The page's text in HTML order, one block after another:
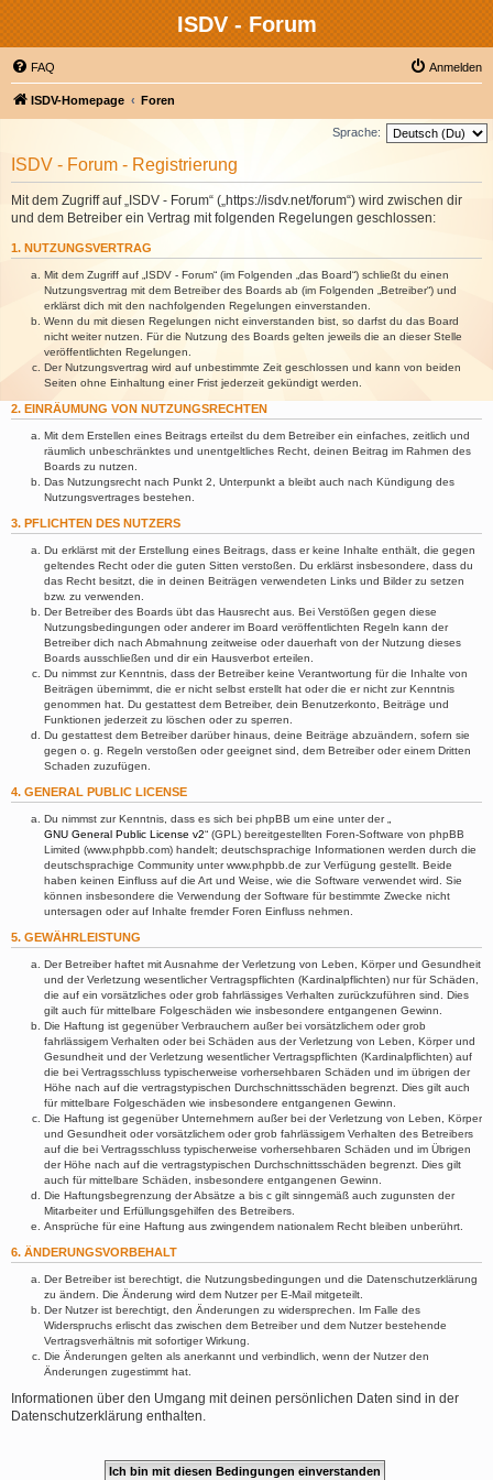
ISDV - Forum
FAQ Anmelden
ISDV-Homepage Foren
Sprache:
ISDV - Forum - Registrierung
Mit dem Zugriff auf „ISDV - Forum“ („https://isdv.net/forum“) wird zwischen dir
und dem Betreiber ein Vertrag mit folgenden Regelungen geschlossen:
1. NUTZUNGSVERTRAG
Mit dem Zugriff auf „ISDV - Forum“ (im Folgenden „das Board“) schließt du einen
Nutzungsvertrag mit dem Betreiber des Boards ab (im Folgenden „Betreiber“) und
erklärst dich mit den nachfolgenden Regelungen einverstanden.
Wenn du mit diesen Regelungen nicht einverstanden bist, so darfst du das Board
nicht weiter nutzen. Für die Nutzung des Boards gelten jeweils die an dieser Stelle
veröffentlichten Regelungen.
Der Nutzungsvertrag wird auf unbestimmte Zeit geschlossen und kann von beiden
Seiten ohne Einhaltung einer Frist jederzeit gekündigt werden.
2. EINRÄUMUNG VON NUTZUNGSRECHTEN
Mit dem Erstellen eines Beitrags erteilst du dem Betreiber ein einfaches, zeitlich und
räumlich unbeschränktes und unentgeltliches Recht, deinen Beitrag im Rahmen des
Boards zu nutzen.
Das Nutzungsrecht nach Punkt 2, Unterpunkt a bleibt auch nach Kündigung des
Nutzungsvertrages bestehen.
3. PFLICHTEN DES NUTZERS
Du erklärst mit der Erstellung eines Beitrags, dass er keine Inhalte enthält, die gegen
geltendes Recht oder die guten Sitten verstoßen. Du erklärst insbesondere, dass du
das Recht besitzt, die in deinen Beiträgen verwendeten Links und Bilder zu setzen
bzw. zu verwenden.
Der Betreiber des Boards übt das Hausrecht aus. Bei Verstößen gegen diese
Nutzungsbedingungen oder anderer im Board veröffentlichten Regeln kann der
Betreiber dich nach Abmahnung zeitweise oder dauerhaft von der Nutzung dieses
Boards ausschließen und dir ein Hausverbot erteilen.
Du nimmst zur Kenntnis, dass der Betreiber keine Verantwortung für die Inhalte von
Beiträgen übernimmt, die er nicht selbst erstellt hat oder die er nicht zur Kenntnis
genommen hat. Du gestattest dem Betreiber, dein Benutzerkonto, Beiträge und
Funktionen jederzeit zu löschen oder zu sperren.
Du gestattest dem Betreiber darüber hinaus, deine Beiträge abzuändern, sofern sie
gegen o. g. Regeln verstoßen oder geeignet sind, dem Betreiber oder einem Dritten
Schaden zuzufügen.
4. GENERAL PUBLIC LICENSE
Du nimmst zur Kenntnis, dass es sich bei phpBB um eine unter der „
GNU General Public License v2“ (GPL) bereitgestellten Foren-Software von phpBB
Limited (www.phpbb.com) handelt; deutschsprachige Informationen werden durch die
deutschsprachige Community unter www.phpbb.de zur Verfügung gestellt. Beide
haben keinen Einfluss auf die Art und Weise, wie die Software verwendet wird. Sie
können insbesondere die Verwendung der Software für bestimmte Zwecke nicht
untersagen oder auf Inhalte fremder Foren Einfluss nehmen.
5. GEWÄHRLEISTUNG
Der Betreiber haftet mit Ausnahme der Verletzung von Leben, Körper und Gesundheit
und der Verletzung wesentlicher Vertragspflichten (Kardinalpflichten) nur für Schäden,
die auf ein vorsätzliches oder grob fahrlässiges Verhalten zurückzuführen sind. Dies
gilt auch für mittelbare Folgeschäden wie insbesondere entgangenen Gewinn.
Die Haftung ist gegenüber Verbrauchern außer bei vorsätzlichem oder grob
fahrlässigem Verhalten oder bei Schäden aus der Verletzung von Leben, Körper und
Gesundheit und der Verletzung wesentlicher Vertragspflichten (Kardinalpflichten) auf
die bei Vertragsschluss typischerweise vorhersehbaren Schäden und im übrigen der
Höhe nach auf die vertragstypischen Durchschnittsschäden begrenzt. Dies gilt auch
für mittelbare Folgeschäden wie insbesondere entgangenen Gewinn.
Die Haftung ist gegenüber Unternehmern außer bei der Verletzung von Leben, Körper
und Gesundheit oder vorsätzlichem oder grob fahrlässigem Verhalten des Betreibers
auf die bei Vertragsschluss typischerweise vorhersehbaren Schäden und im Übrigen
der Höhe nach auf die vertragstypischen Durchschnittsschäden begrenzt. Dies gilt
auch für mittelbare Schäden, insbesondere entgangenen Gewinn.
Die Haftungsbegrenzung der Absätze a bis c gilt sinngemäß auch zugunsten der
Mitarbeiter und Erfüllungsgehilfen des Betreibers.
Ansprüche für eine Haftung aus zwingendem nationalem Recht bleiben unberührt.
6. ÄNDERUNGSVORBEHALT
Der Betreiber ist berechtigt, die Nutzungsbedingungen und die Datenschutzerklärung
zu ändern. Die Änderung wird dem Nutzer per E-Mail mitgeteilt.
Der Nutzer ist berechtigt, den Änderungen zu widersprechen. Im Falle des
Widerspruchs erlischt das zwischen dem Betreiber und dem Nutzer bestehende
Vertragsverhältnis mit sofortiger Wirkung.
Die Änderungen gelten als anerkannt und verbindlich, wenn der Nutzer den
Änderungen zugestimmt hat.
Informationen über den Umgang mit deinen persönlichen Daten sind in der
Datenschutzerklärung enthalten.